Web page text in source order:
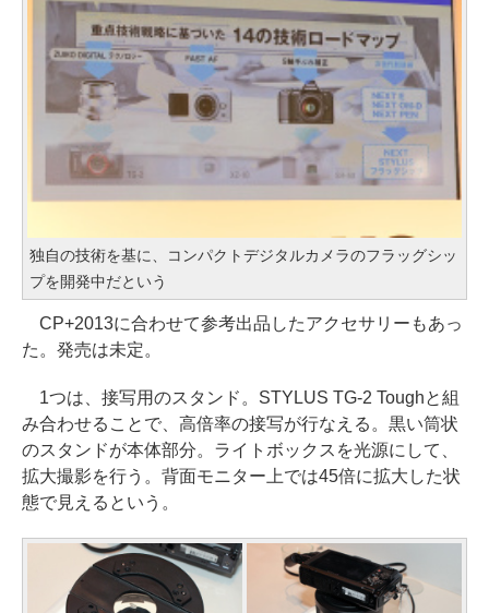
独自の技術を基に、コンパクトデジタルカメラのフラッグシッ
プを開発中だという
CP+2013に合わせて参考出品したアクセサリーもあっ
た。発売は未定。
1つは、接写用のスタンド。STYLUS TG-2 Toughと組
み合わせることで、高倍率の接写が行なえる。黒い筒状
のスタンドが本体部分。ライトボックスを光源にして、
拡大撮影を行う。背面モニター上では45倍に拡大した状
態で見えるという。